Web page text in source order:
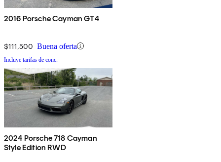
2016 Porsche Cayman GT4
$111,500 Buena oferta
Incluye tarifas de conc.
2024 Porsche 718 Cayman
Style Edition RWD